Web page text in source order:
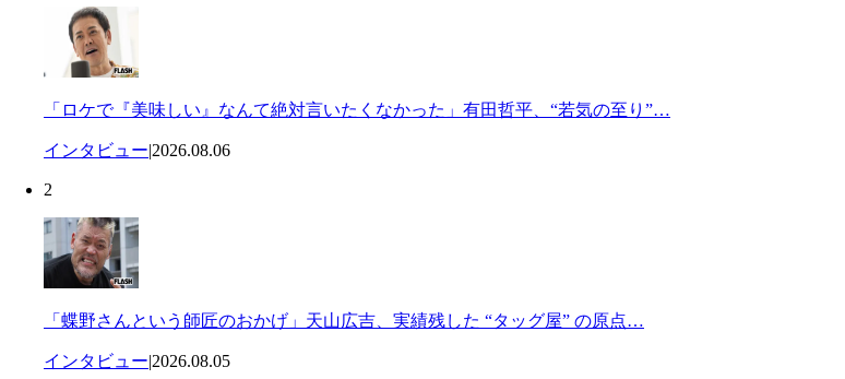
「ロケで『美味しい』なんて絶対言いたくなかった」有田哲平、“若気の至り”…
インタビュー|2026.08.06
2
「蝶野さんという師匠のおかげ」天山広吉、実績残した “タッグ屋” の原点…
インタビュー|2026.08.05